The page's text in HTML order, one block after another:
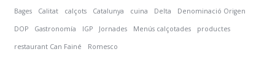
Bages Calitat calçots Catalunya cuina Delta Denominació Origen
DOP Gastronomía IGP Jornades Menús calçotades productes
restaurant Can Fainé Romesco